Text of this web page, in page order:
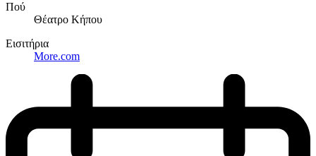
Πού
Θέατρο Κήπου
Εισιτήρια
More.com